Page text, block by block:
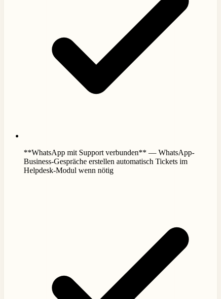
**WhatsApp mit Support verbunden** — WhatsApp-
Business-Gespräche erstellen automatisch Tickets im
Helpdesk-Modul wenn nötig